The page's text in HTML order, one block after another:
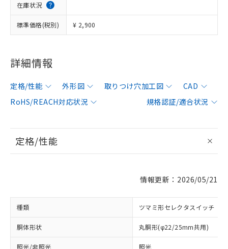
在庫状況
標準価格(税別) ¥ 2,900
詳細情報
定格/性能 外形図 取りつけ穴加工図
CAD
RoHS/REACH対応状況
規格認証/適合状況
定格/性能
情報更新：2026/05/21
種類 ツマミ形セレクタスイッチ
胴体形状 丸胴形(φ22/25mm共用)
照光/非照光 照光